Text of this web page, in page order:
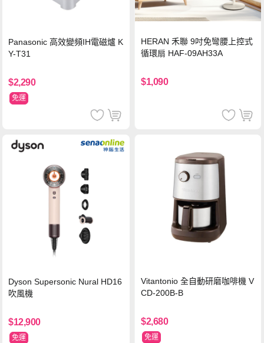
Panasonic 高效變頻IH電磁爐 K
Y-T31
$2,290
免運
HERAN 禾聯 9吋免彎腰上控式
循環扇 HAF-09AH33A
$1,090
Dyson Supersonic Nural HD16
吹風機
$12,900
免運
Vitantonio 全自動研磨咖啡機 V
CD-200B-B
$2,680
免運